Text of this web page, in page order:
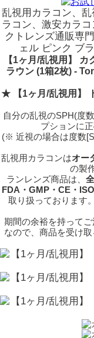
乱視用カラコン、
ラコン、激安カラ
クトレンズ通販専
ェル ピンク ブ
【1ヶ月/乱視用】
ラウン (1箱2枚) -
★ 【1ヶ月/乱視用】
自分の乱視のSPH(度
プションに
(※ 近視の場合は度数
乱視用カラコンはオー
の製
ランレンズ商品は、
FDA・GMP・CE・ISO
取り扱っております
期間の余裕を持ってご
なので、商品を受け